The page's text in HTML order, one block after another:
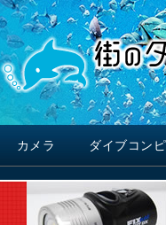
カメラ ダイブコン